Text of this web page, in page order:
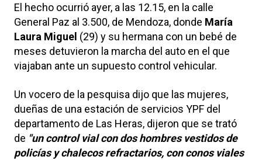
El hecho ocurrió ayer, a las 12.15, en la calle
General Paz al 3.500, de Mendoza, donde María
Laura Miguel (29) y su hermana con un bebé de
meses detuvieron la marcha del auto en el que
viajaban ante un supuesto control vehicular.
Un vocero de la pesquisa dijo que las mujeres,
dueñas de una estación de servicios YPF del
departamento de Las Heras, dijeron que se trató
de "un control vial con dos hombres vestidos de
policías y chalecos refractarios, con conos viales